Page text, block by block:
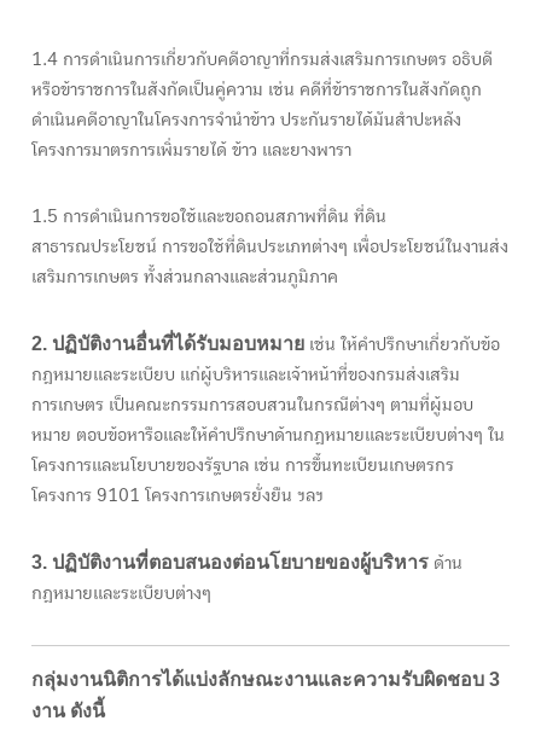
1.4 การดำเนินการเกี่ยวกับคดีอาญาที่กรมส่งเสริมการเกษตร อธิบดี
หรือข้าราชการในสังกัดเป็นคู่ความ เช่น คดีที่ข้าราชการในสังกัดถูก
ดำเนินคดีอาญาในโครงการจำนำข้าว ประกันรายได้มันสำปะหลัง
โครงการมาตรการเพิ่มรายได้ ข้าว และยางพารา
1.5 การดำเนินการขอใช้และขอถอนสภาพที่ดิน ที่ดิน
สาธารณประโยชน์ การขอใช้ที่ดินประเภทต่างๆ เพื่อประโยชน์ในงานส่ง
เสริมการเกษตร ทั้งส่วนกลางและส่วนภูมิภาค
2. ปฏิบัติงานอื่นที่ได้รับมอบหมาย เช่น ให้คำปรึกษาเกี่ยวกับข้อ
กฎหมายและระเบียบ แก่ผู้บริหารและเจ้าหน้าที่ของกรมส่งเสริม
การเกษตร เป็นคณะกรรมการสอบสวนในกรณีต่างๆ ตามที่ผู้มอบ
หมาย ตอบข้อหารือและให้คำปรึกษาด้านกฎหมายและระเบียบต่างๆ ใน
โครงการและนโยบายของรัฐบาล เช่น การขึ้นทะเบียนเกษตรกร
โครงการ 9101 โครงการเกษตรยั่งยืน ฯลฯ
3. ปฏิบัติงานที่ตอบสนองต่อนโยบายของผู้บริหาร ด้าน
กฎหมายและระเบียบต่างๆ
กลุ่มงานนิติการได้แบ่งลักษณะงานและความรับผิดชอบ 3
งาน ดังนี้